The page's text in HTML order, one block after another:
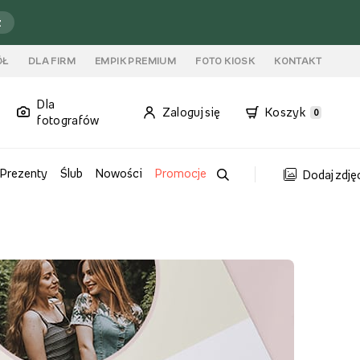
DLA FIRM EMPIK PREMIUM FOTO KIOSK KONTAKT
Dla
fotografów
Zaloguj się Koszyk 0
Prezenty Ślub Nowości Promocje Dodaj